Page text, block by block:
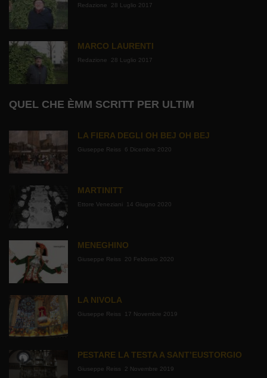
Redazione 28 Luglio 2017
MARCO LAURENTI
Redazione 28 Luglio 2017
QUEL CHE ÈMM SCRITT PER ULTIM
LA FIERA DEGLI OH BEJ OH BEJ
Giuseppe Reiss 6 Dicembre 2020
MARTINITT
Ettore Veneziani 14 Giugno 2020
MENEGHINO
Giuseppe Reiss 20 Febbraio 2020
LA NIVOLA
Giuseppe Reiss 17 Novembre 2019
PESTARE LA TESTA A SANT’EUSTORGIO
Giuseppe Reiss 2 Novembre 2019